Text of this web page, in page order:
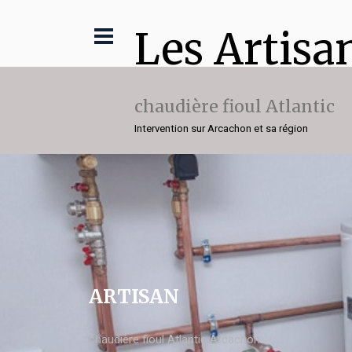
Les
chaudière fioul Atlantic
Intervention sur Arcachon et sa région
ARTISAN
chaudière fioul Atlantic Arcachon